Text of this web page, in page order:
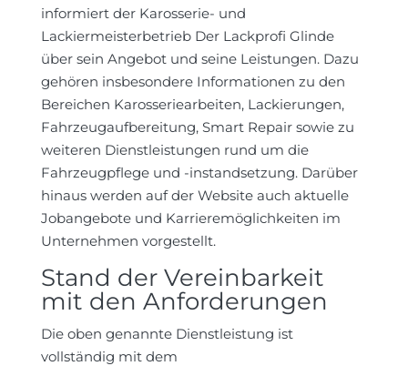
informiert der Karosserie- und
Lackiermeisterbetrieb Der Lackprofi Glinde
über sein Angebot und seine Leistungen. Dazu
gehören insbesondere Informationen zu den
Bereichen Karosseriearbeiten, Lackierungen,
Fahrzeugaufbereitung, Smart Repair sowie zu
weiteren Dienstleistungen rund um die
Fahrzeugpflege und -instandsetzung. Darüber
hinaus werden auf der Website auch aktuelle
Jobangebote und Karrieremöglichkeiten im
Unternehmen vorgestellt.
Stand der Vereinbarkeit
mit den Anforderungen
Die oben genannte Dienstleistung ist
vollständig mit dem